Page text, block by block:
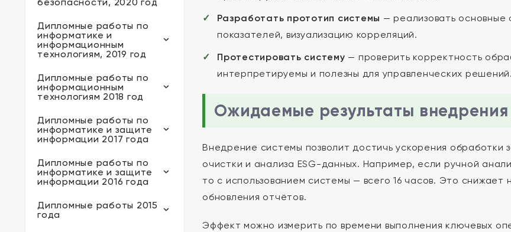
Дипломные работы по
информатике и
информационным
технологиям, 2019 год
Дипломные работы по
информационным
технологиям 2018 год
Дипломные работы по
информатике и защите
информации 2017 года
Дипломные работы по
информатике и защите
информации 2016 года
Дипломные работы 2015
года
Разработать прототип системы — реализовать основные
показателей, визуализацию корреляций.
Протестировать систему — проверить корректность
интерпретируемы и полезны для управленческих решений.
Ожидаемые результаты внедрения
Внедрение системы позволит достичь ускорения обработки
очистки и анализа ESG-данных. Например, если ручной
то с использованием системы — всего 16 часов. Это снижает
обновления отчётов.
Эффект можно измерить по времени выполнения ключевых